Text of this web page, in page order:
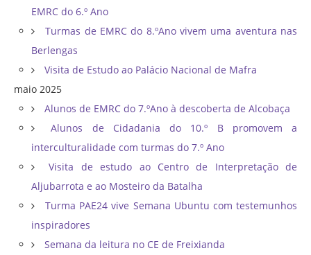
EMRC do 6.º Ano
Turmas de EMRC do 8.ºAno vivem uma aventura nas
Berlengas
Visita de Estudo ao Palácio Nacional de Mafra
maio 2025
Alunos de EMRC do 7.ºAno à descoberta de Alcobaça
Alunos de Cidadania do 10.º B promovem a
interculturalidade com turmas do 7.º Ano
Visita de estudo ao Centro de Interpretação de
Aljubarrota e ao Mosteiro da Batalha
Turma PAE24 vive Semana Ubuntu com testemunhos
inspiradores
Semana da leitura no CE de Freixianda